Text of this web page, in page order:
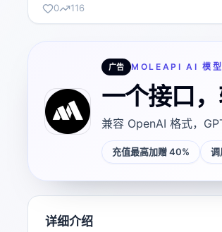
0 116
广告 MOLEAPI AI 模型
一个接口
兼容 OpenAI 格式，
充值最高加赠 40% 调
详细介绍